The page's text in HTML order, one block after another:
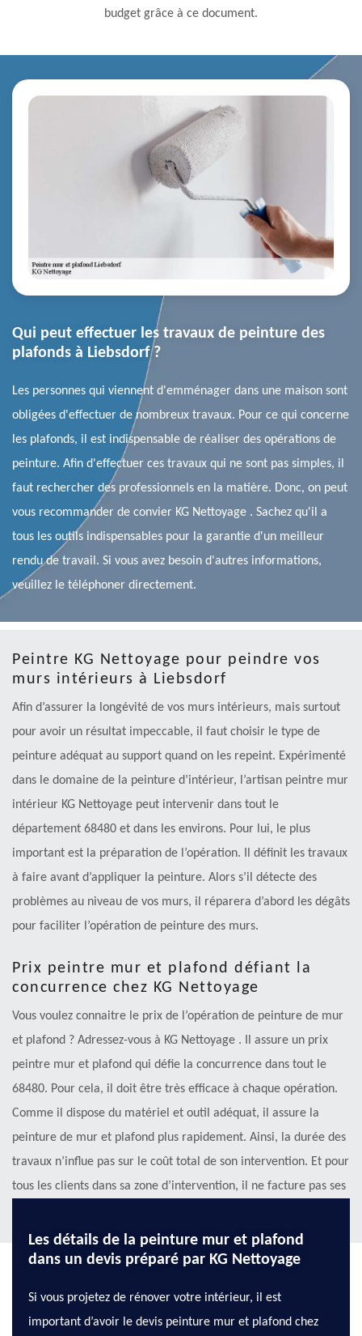
budget grâce à ce document.
Qui peut effectuer les travaux de peinture des
plafonds à Liebsdorf ?
Les personnes qui viennent d'emménager dans une maison sont
obligées d'effectuer de nombreux travaux. Pour ce qui concerne
les plafonds, il est indispensable de réaliser des opérations de
peinture. Afin d'effectuer ces travaux qui ne sont pas simples, il
faut rechercher des professionnels en la matière. Donc, on peut
vous recommander de convier KG Nettoyage . Sachez qu'il a
tous les outils indispensables pour la garantie d'un meilleur
rendu de travail. Si vous avez besoin d'autres informations,
veuillez le téléphoner directement.
Peintre KG Nettoyage pour peindre vos
murs intérieurs à Liebsdorf
Afin d’assurer la longévité de vos murs intérieurs, mais surtout
pour avoir un résultat impeccable, il faut choisir le type de
peinture adéquat au support quand on les repeint. Expérimenté
dans le domaine de la peinture d’intérieur, l’artisan peintre mur
intérieur KG Nettoyage peut intervenir dans tout le
département 68480 et dans les environs. Pour lui, le plus
important est la préparation de l’opération. Il définit les travaux
à faire avant d’appliquer la peinture. Alors s’il détecte des
problèmes au niveau de vos murs, il réparera d’abord les dégâts
pour faciliter l’opération de peinture des murs.
Prix peintre mur et plafond défiant la
concurrence chez KG Nettoyage
Vous voulez connaitre le prix de l’opération de peinture de mur
et plafond ? Adressez-vous à KG Nettoyage . Il assure un prix
peintre mur et plafond qui défie la concurrence dans tout le
68480. Pour cela, il doit être très efficace à chaque opération.
Comme il dispose du matériel et outil adéquat, il assure la
peinture de mur et plafond plus rapidement. Ainsi, la durée des
travaux n’influe pas sur le coût total de son intervention. Et pour
tous les clients dans sa zone d’intervention, il ne facture pas ses
Les détails de la peinture mur et plafond
dans un devis préparé par KG Nettoyage
Si vous projetez de rénover votre intérieur, il est
important d’avoir le devis peinture mur et plafond chez